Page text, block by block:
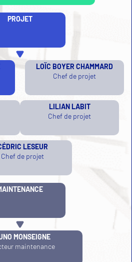
PROJET
LOÏC BOYER CHAMMARD
Chef de projet
LILIAN LABIT
Chef de projet
LESEUR
Chef de projet
MONSEIGNE
maintenance